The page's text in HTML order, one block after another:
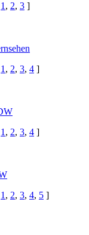
1 , 2, 3 ]
1 , 2, 3, 4 ]
1 , 2, 3, 4 ]
1 , 2, 3, 4, 5 ]